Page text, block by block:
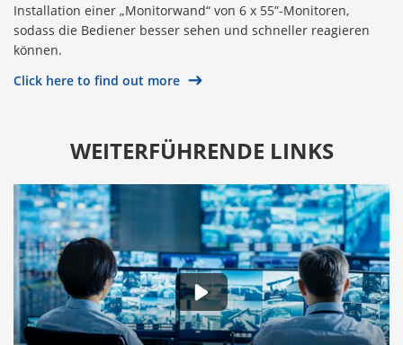
Installation einer „Monitorwand“ von 6 x 55”-Monitoren,
sodass die Bediener besser sehen und schneller reagieren
können.
Click here to find out more
WEITERFÜHRENDE LINKS